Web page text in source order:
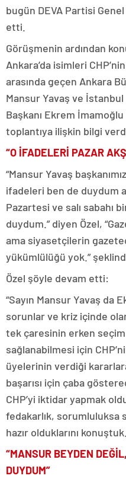
bugün DEVA Partisi Genel
etti.
Görüşmenin ardından
Ankara’da isimleri
arasında geçen Ankara
Mansur Yavaş ve
Başkanı Ekrem
toplantıya ilişkin bilgi
“O İFADELERİ PAZAR
“Mansur Yavaş
ifadeleri ben de duydum
Pazartesi ve salı sabahı
duydum.” diyen Özel,
ama siyasetçilerin
yükümlülüğü yok.”
Özel şöyle devam etti:
“Sayın Mansur Yavaş da
sorunlar ve kriz içinde
tek çaresinin erken
sağlanabilmesi için
üyelerinin verdiği
başarısı için çaba
CHP’yi iktidar yapmak
fedakarlık, sorumluluksa
hazır olduklarını
“MANSUR BEYDEN
DUYDUM”